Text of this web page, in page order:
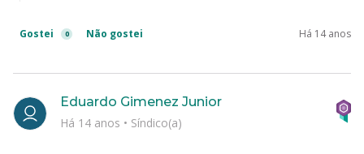
Gostei 0 Não gostei Há 14 anos
Eduardo Gimenez Junior
Há 14 anos • Síndico(a)